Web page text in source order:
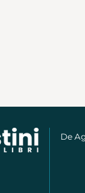
De